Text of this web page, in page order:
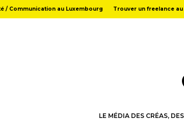
/ Communication au Luxembourg Trouver un freelance
LE MÉDIA DES CRÉAS,